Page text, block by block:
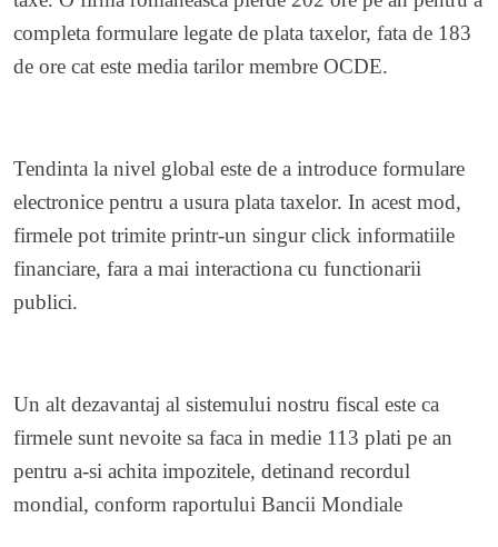
completa formulare legate de plata taxelor, fata de 183
de ore cat este media tarilor membre OCDE.
Tendinta la nivel global este de a introduce formulare
electronice pentru a usura plata taxelor. In acest mod,
firmele pot trimite printr-un singur click informatiile
financiare, fara a mai interactiona cu functionarii
publici.
Un alt dezavantaj al sistemului nostru fiscal este ca
firmele sunt nevoite sa faca in medie 113 plati pe an
pentru a-si achita impozitele, detinand recordul
mondial, conform raportului Bancii Mondiale